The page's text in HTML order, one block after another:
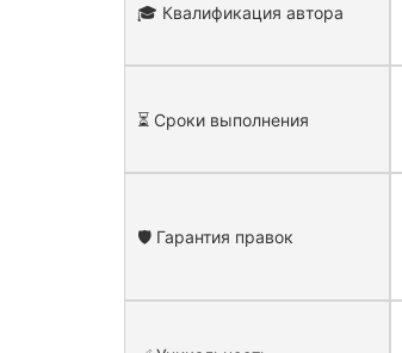
🎓 Квалификация автора
⏳ Сроки выполнения
🛡️ Гарантия правок